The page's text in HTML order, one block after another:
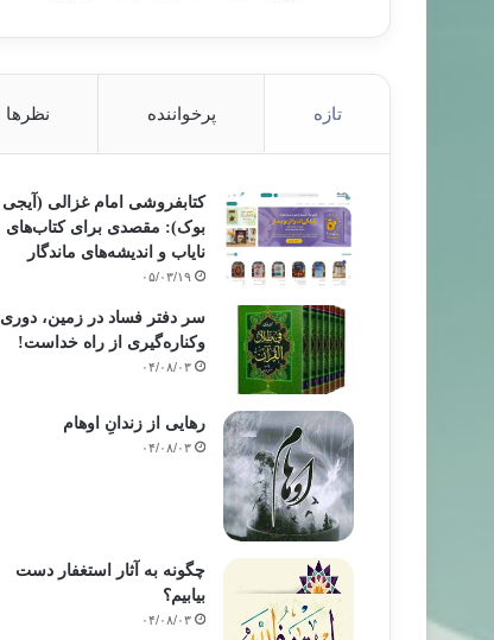
تازه پرخواننده نظرها
کتابفروشی امام غزالی (آیجی
بوک): مقصدی برای کتاب‌های
نایاب و اندیشه‌های ماندگار
۰۵/۰۳/۱۹
سر دفتر فساد در زمین‌، دوری
وکناره‌گیری از راه خداست‌!
۰۴/۰۸/۰۳
رهایی از زندانِ اوهام
۰۴/۰۸/۰۳
چگونه به آثار استغفار دست
بیابیم؟
۰۴/۰۸/۰۳